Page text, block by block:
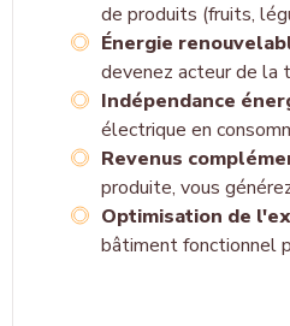
de produits (fruits,
Énergie
devenez acteur de la
Indépendance
électrique en
Revenus
produite, vous
Optimisation de
bâtimentfonctionnel